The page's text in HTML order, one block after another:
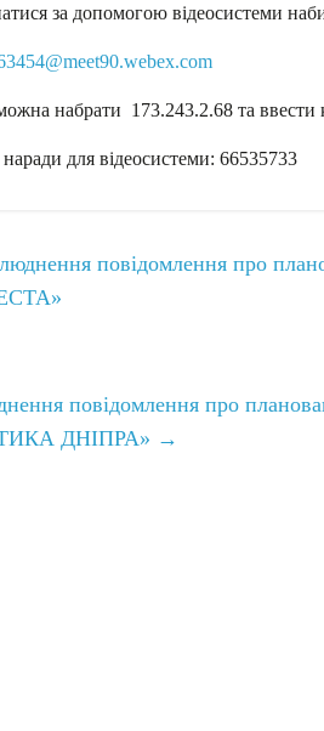
за допомогою відеосистеми
набрати 173.243.2.68 та ввести
для відеосистеми: 66535733
повідомлення про
повідомлення про
ДНІПРА» →